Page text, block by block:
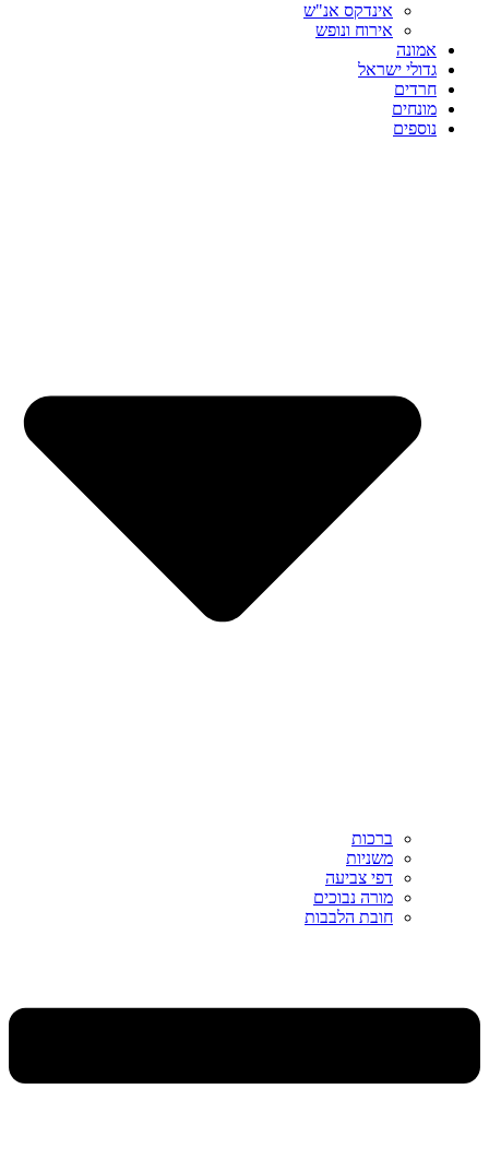
אינדקס אנ"ש
אירוח ונופש
אמונה
גדולי ישראל
חרדים
מונחים
נוספים
ברכות
משניות
דפי צביעה
מורה נבוכים
חובת הלבבות